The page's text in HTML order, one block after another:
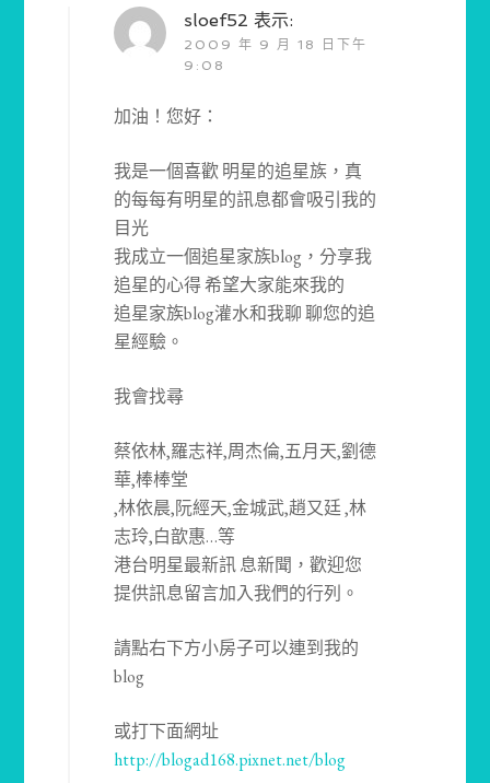
sloef52 表示:
2009 年 9 月 18 日下午
9:08
加油！您好：
我是一個喜歡 明星的追星族，真
的每每有明星的訊息都會吸引我的
目光
我成立一個追星家族blog，分享我
追星的心得 希望大家能來我的
追星家族blog灌水和我聊 聊您的追
星經驗。
我會找尋
蔡依林,羅志祥,周杰倫,五月天,劉德
華,棒棒堂
,林依晨,阮經天,金城武,趙又廷 ,林
志玲,白歆惠…等
港台明星最新訊 息新聞，歡迎您
提供訊息留言加入我們的行列。
請點右下方小房子可以連到我的
blog
或打下面網址
http://blogad168.pixnet.net/blog